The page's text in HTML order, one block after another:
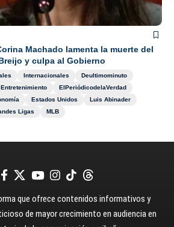
Machado lamenta la muerte del
y culpa al Gobierno
Internacionales
Deultimominuto
Entretenimiento
ElPeriódicodelaVerdad
Estados Unidos
Luis Abinader
Ligas MLB
que ofrece contenidos informativos y
de mayor crecimiento en audiencia en